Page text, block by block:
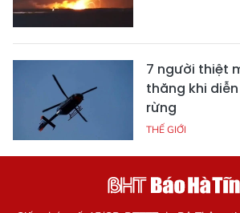
7 người thiệt
thăng khi
rừng
THẾ GIỚI